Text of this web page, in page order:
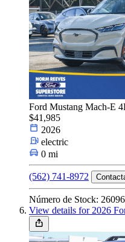
Ford Mustang Mach-E
$41,985
2026
electric
0 mi
(562) 741-8972
Número de Stock:
View details for 2026